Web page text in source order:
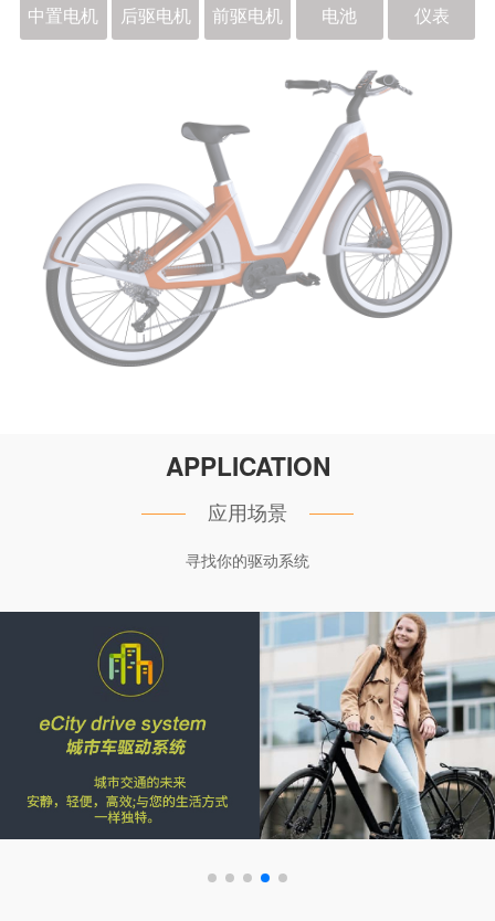
中置电机 后驱电机 前驱电机 电池 仪表
APPLICATION
应用场景
寻找你的驱动系统